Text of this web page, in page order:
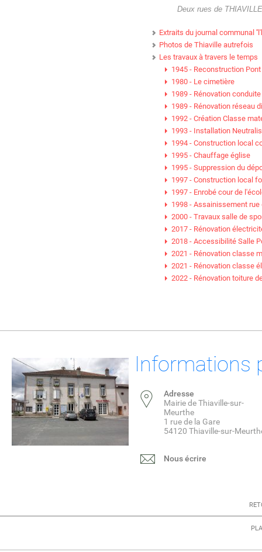
Deux rues de
Extraits du journal communal
Photos de Thiaville autrefois
Les travaux à travers le temps
1945 - Reconstruction
1980 - Le cimetière
1989 - Rénovation
1989 - Rénovation réseau
1992 - Création Classe
1993 - Installation
1994 - Construction local
1995 - Chauffage église
1995 - Suppression du
1997 - Construction local
1997 - Enrobé cour de
1998 - Assainissement rue
2000 - Travaux salle de
2017 - Rénovation
2018 - Accessibilité Salle
2021 - Rénovation classe
2021 - Rénovation classe
2022 - Rénovation toiture
Informations
Adresse
Mairie de Thiaville-sur-
Meurthe
1 rue de la Gare
54120 Thiaville-sur-
Nous écrire